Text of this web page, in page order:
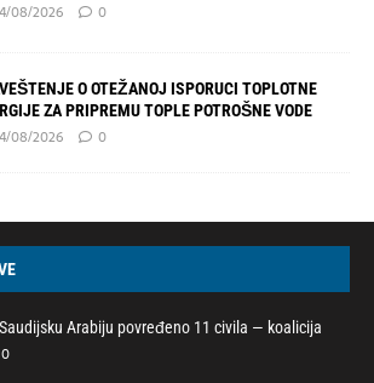
08/2026 0
O OTEŽANOJ ISPORUCI TOPLOTNE
ZA PRIPREMU TOPLE POTROŠNE VODE
08/2026 0
Arabiju povređeno 11 civila — koalicija
0